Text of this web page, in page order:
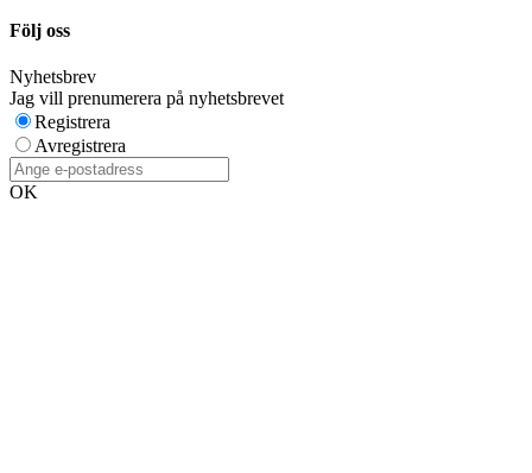
Följ oss
Nyhetsbrev
Jag vill prenumerera på nyhetsbrevet
Registrera
Avregistrera
OK